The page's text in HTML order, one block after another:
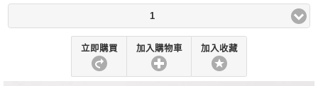
1
立即購買 加入購物車 加入收藏